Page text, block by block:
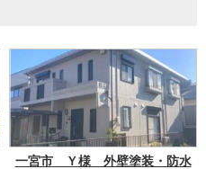
一宮市 Ｙ様 外壁塗装・防水